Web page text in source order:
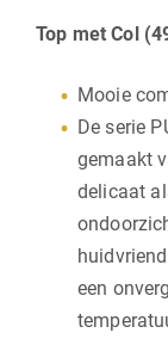
Top met Col
Mooie
De serie
gemaakt
delicaat
een